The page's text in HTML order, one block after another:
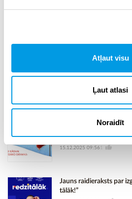
Atļaut visu
Ļaut atlasi
Noraidīt
Franču valoda ar
Valsts asinsdonoru
palīdzētu pacientiem arī
15.12.2025 09:561
Jauns raidieraksts par
tālāk!”